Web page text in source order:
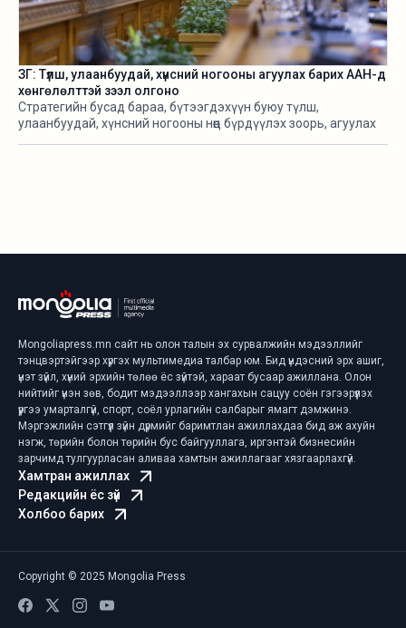
ЗГ: Түлш, улаанбуудай, хүнсний ногооны агуулах барих ААН-д
хөнгөлөлттэй зээл олгоно
Стратегийн бусад бараа, бүтээгдэхүүн буюу түлш,
улаанбуудай, хүнсний ногооны нөөц бүрдүүлэх зоорь, агуулах
Mongoliapress.mn сайт нь олон талын эх сурвалжийн мэдээллийг
тэнцвэртэйгээр хүргэх мультимедиа талбар юм. Бид үндэсний эрх ашиг,
үнэт зүйл, хүний эрхийн төлөө ёс зүйтэй, хараат бусаар ажиллана. Олон
нийтийг үнэн зөв, бодит мэдээллээр хангахын сацуу соён гэгээрүүлэх
үүргээ умарталгүй, спорт, соёл урлагийн салбарыг ямагт дэмжинэ.
Мэргэжлийн сэтгүүл зүйн дүрмийг баримтлан ажиллахдаа бид аж ахуйн
нэгж, төрийн болон төрийн бус байгууллага, иргэнтэй бизнесийн
зарчимд тулгуурласан аливаа хамтын ажиллагааг хязгаарлахгүй.
Хамтран ажиллах
Редакцийн ёс зүй
Холбоо барих
Copyright © 2025 Mongolia Press